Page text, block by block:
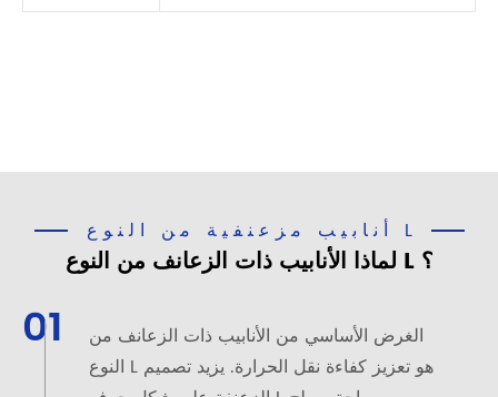
أنابيب مزعنفية من النوع L
لماذا الأنابيب ذات الزعانف من النوع L ؟
01
الغرض الأساسي من الأنابيب ذات الزعانف من
النوع L هو تعزيز كفاءة نقل الحرارة. يزيد تصميم